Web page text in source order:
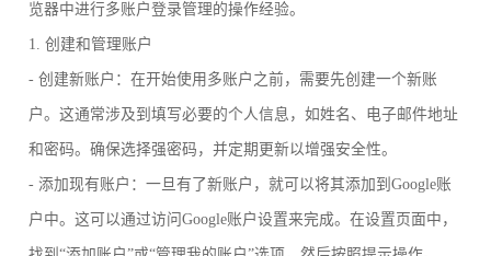
览器中进行多账户登录管理的操作经验。
1. 创建和管理账户
- 创建新账户：在开始使用多账户之前，需要先创建一个新账
户。这通常涉及到填写必要的个人信息，如姓名、电子邮件地址
和密码。确保选择强密码，并定期更新以增强安全性。
- 添加现有账户：一旦有了新账户，就可以将其添加到Google账
户中。这可以通过访问Google账户设置来完成。在设置页面中，